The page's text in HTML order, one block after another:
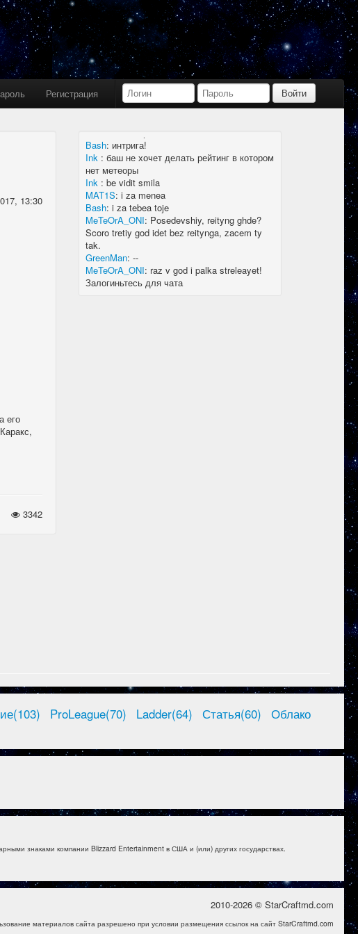
Регистрация
13:30
его
3342
Bash : limboid, заходил бы в Дискорд не
пропустил бы.
Ink
limboid, сейчас как бы всё сообщество
в дискорде, там всегда инфа самая
актуальная
k7.Gladiator : yoyo
Ink:yoyo
MAT1S
гладиатор = бв нагибатор?
Ink:на 20 лей игратор
Bash: интрига!
Ink :баш не хочет делать рейтинг в котором
нет метеоры
Ink :be vidit smila
MAT1S:i za menea
Bash:i za tebea toje
MeTeOrA_ONI: Posedevshiy, reityng ghde?
Scoro tretiy god idet bez reitynga, zacem ty
tak.
GreenMan:--
MeTeOrA_ONI: raz v god i palka streleayet!
Залогиньтесь для чата
ProLeague(70) Ladder(64) Статья(60)
Облако
знаками компании Blizzard Entertainment в США и (или) других государствах.
2010-2026 © StarCraftmd.com
материалов сайта разрешено при условии размещения ссылок на сайт StarCraftmd.com